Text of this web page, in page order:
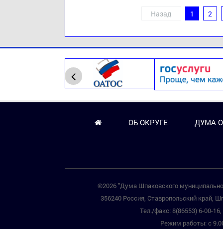
Назад 1 2
ОБ ОКРУГЕ ДУМА
©2026 "Дума Шпаковского
356240 Россия, Ставропольский край,
Тел./факс: 8(86553) 6-00-
Режим работы: с